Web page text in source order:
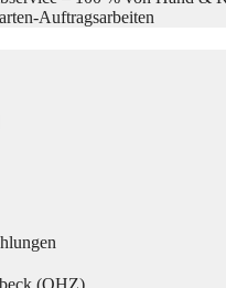
Auftragsarbeiten